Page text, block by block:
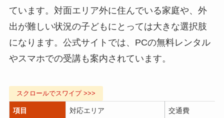
ています。対面エリア外に住んでいる家庭や、外
出が難しい状況の子どもにとっては大きな選択肢
になります。公式サイトでは、PCの無料レンタル
やスマホでの受講も案内されています。
項目 対応エリア 交通費